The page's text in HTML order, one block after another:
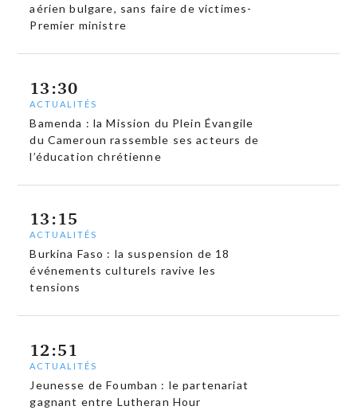
aérien bulgare, sans faire de victimes-
Premier ministre
13:30
ACTUALITÉS
Bamenda : la Mission du Plein Évangile
du Cameroun rassemble ses acteurs de
l’éducation chrétienne
13:15
ACTUALITÉS
Burkina Faso : la suspension de 18
événements culturels ravive les
tensions
12:51
ACTUALITÉS
Jeunesse de Foumban : le partenariat
gagnant entre Lutheran Hour